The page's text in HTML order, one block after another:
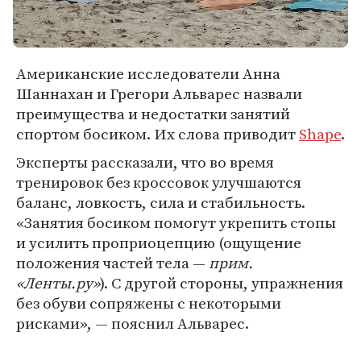
Американские исследователи Анна
Шаннахан и Грегори Альварес назвали
преимущества и недостатки занятий
спортом босиком. Их слова приводитShape.
Эксперты рассказали, что во время
тренировок без кроссовок улучшаются
баланс, ловкость, сила и стабильность.
«Занятия босиком помогут укрепить стопы
и усилить проприоцепцию (ощущение
положения частей тела — прим.
«Ленты.ру»). С другой стороны, упражнения
без обуви сопряжены с некоторыми
рисками», — пояснил Альварес.